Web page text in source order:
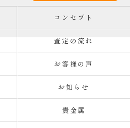
コンセプト
査定の流れ
お客様の声
お知らせ
貴金属